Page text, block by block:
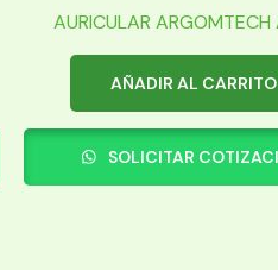
AURICULAR ARGOMTECH
AÑADIR AL CARRITO
SOLICITAR